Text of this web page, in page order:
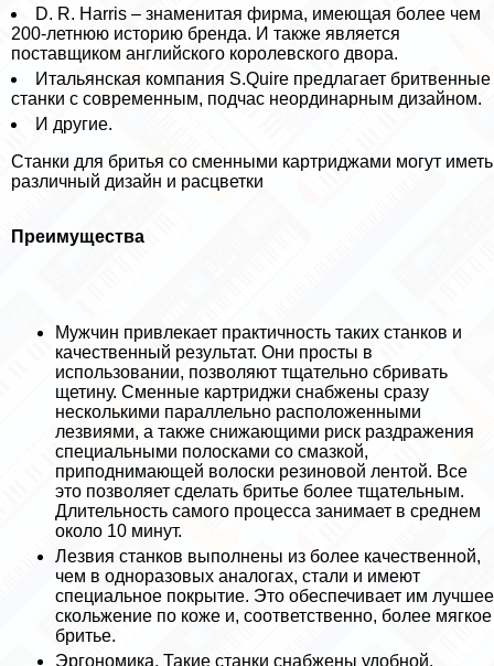
D. R. Harris – знаменитая фирма, имеющая более чем
200-летнюю историю бренда. И также является
поставщиком английского королевского двора.
Итальянская компания S.Quire предлагает бритвенные
станки с современным, подчас неординарным дизайном.
И другие.
Станки для бритья со сменными картриджами могут иметь
различный дизайн и расцветки
Преимущества
Мужчин привлекает пpaктичность таких станков и
качественный результат. Они просты в
использовании, позволяют тщательно сбривать
щетину. Сменные картриджи снабжены сразу
несколькими параллельно расположенными
лезвиями, а также снижающими риск раздражения
специальными полосками со смазкой,
приподнимающей волоски резиновой лентой. Все
это позволяет сделать бритье более тщательным.
Длительность самого процесса занимает в среднем
около 10 минут.
Лезвия станков выполнены из более качественной,
чем в одноразовых аналогах, стали и имеют
специальное покрытие. Это обеспечивает им лучшее
скольжение по коже и, соответственно, более мягкое
бритье.
Эргономика. Такие станки снабжены удобной,